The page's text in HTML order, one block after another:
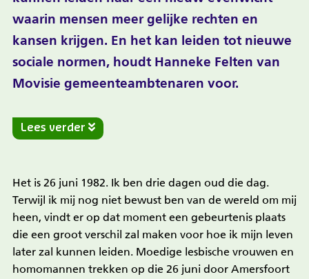
waarin mensen meer gelijke rechten en
kansen krijgen. En het kan leiden tot nieuwe
sociale normen, houdt Hanneke Felten van
Movisie gemeenteambtenaren voor.
Lees verder
Het is 26 juni 1982. Ik ben drie dagen oud die dag.
Terwijl ik mij nog niet bewust ben van de wereld om mij
heen, vindt er op dat moment een gebeurtenis plaats
die een groot verschil zal maken voor hoe ik mijn leven
later zal kunnen leiden. Moedige lesbische vrouwen en
homomannen trekken op die 26 juni door Amersfoort